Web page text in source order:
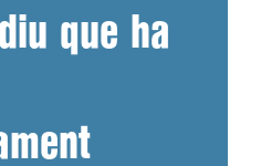
que ha